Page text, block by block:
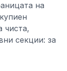
на
чиста,
секции: за